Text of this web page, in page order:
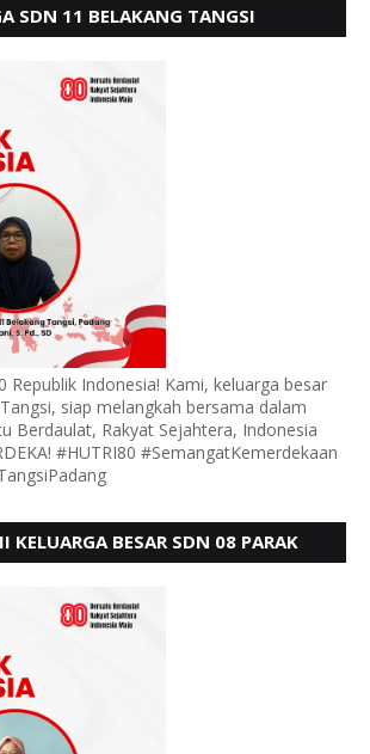
SDN 11 BELAKANG TANGSI
Republik Indonesia! Kami, keluarga besar
siap melangkah bersama dalam
Berdaulat, Rakyat Sejahtera, Indonesia
#HUTRI80 #SemangatKemerdekaan
KELUARGA BESAR SDN 08 PARAK